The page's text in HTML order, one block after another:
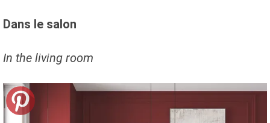
Dans le salon
In the living room